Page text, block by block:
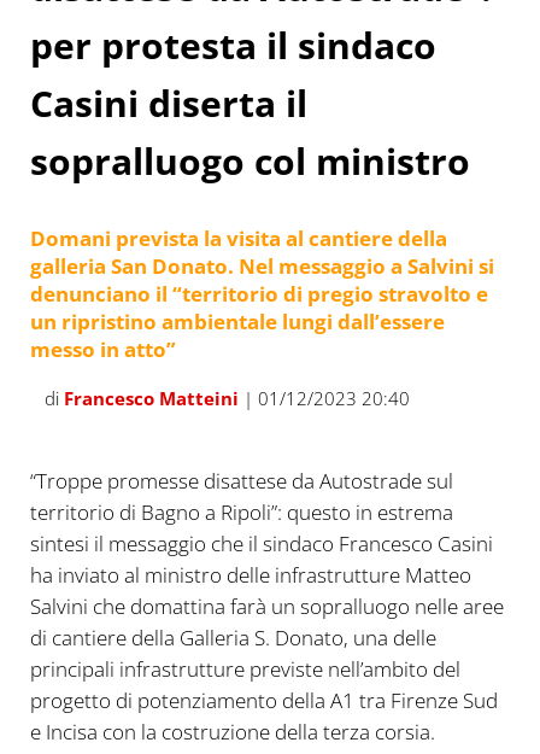
per protesta il sindaco
Casini diserta il
sopralluogo col ministro
Domani prevista la visita al cantiere della
galleria San Donato. Nel messaggio a Salvini si
denunciano il “territorio di pregio stravolto e
un ripristino ambientale lungi dall’essere
messo in atto”
di Francesco Matteini | 01/12/2023 20:40
“Troppe promesse disattese da Autostrade sul
territorio di Bagno a Ripoli”: questo in estrema
sintesi il messaggio che il sindaco Francesco Casini
ha inviato al ministro delle infrastrutture Matteo
Salvini che domattina farà un sopralluogo nelle aree
di cantiere della Galleria S. Donato, una delle
principali infrastrutture previste nell’ambito del
progetto di potenziamento della A1 tra Firenze Sud
e Incisa con la costruzione della terza corsia.